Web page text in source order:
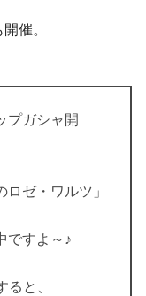
催。
プガシャ開
ゼ・ワルツ」
ですよ～♪
と、